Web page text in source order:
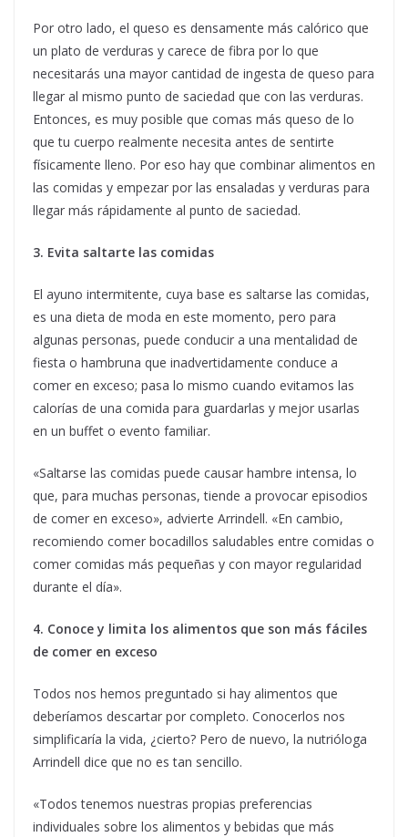
Por otro lado, el queso es densamente más calórico que
un plato de verduras y carece de fibra por lo que
necesitarás una mayor cantidad de ingesta de queso para
llegar al mismo punto de saciedad que con las verduras.
Entonces, es muy posible que comas más queso de lo
que tu cuerpo realmente necesita antes de sentirte
físicamente lleno. Por eso hay que combinar alimentos en
las comidas y empezar por las ensaladas y verduras para
llegar más rápidamente al punto de saciedad.
3. Evita saltarte las comidas
El ayuno intermitente, cuya base es saltarse las comidas,
es una dieta de moda en este momento, pero para
algunas personas, puede conducir a una mentalidad de
fiesta o hambruna que inadvertidamente conduce a
comer en exceso; pasa lo mismo cuando evitamos las
calorías de una comida para guardarlas y mejor usarlas
en un buffet o evento familiar.
«Saltarse las comidas puede causar hambre intensa, lo
que, para muchas personas, tiende a provocar episodios
de comer en exceso», advierte Arrindell. «En cambio,
recomiendo comer bocadillos saludables entre comidas o
comer comidas más pequeñas y con mayor regularidad
durante el día».
4. Conoce y limita los alimentos que son más fáciles
de comer en exceso
Todos nos hemos preguntado si hay alimentos que
deberíamos descartar por completo. Conocerlos nos
simplificaría la vida, ¿cierto? Pero de nuevo, la nutrióloga
Arrindell dice que no es tan sencillo.
«Todos tenemos nuestras propias preferencias
individuales sobre los alimentos y bebidas que más